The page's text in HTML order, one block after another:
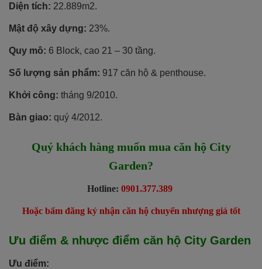
Diện tích: 22.889m2.
Mật độ xây dựng: 23%.
Quy mô: 6 Block, cao 21 – 30 tầng.
Số lượng sản phẩm: 917 căn hộ & penthouse.
Khởi công: tháng 9/2010.
Bàn giao: quý 4/2012.
Quý khách hàng muốn mua căn hộ City
Garden?
Hotline: 0901.377.389
Hoặc bấm đăng ký nhận căn hộ chuyển nhượng giá tốt
Ưu điểm & nhược điểm căn hộ City Garden
Ưu điểm: